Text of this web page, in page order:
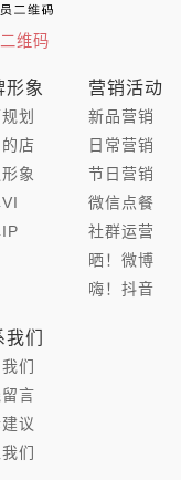
维码
形象
划
店
象
营销活动
新品营销
日常营销
节日营销
微信点餐
社群运营
晒！微博
嗨！抖音
们
们
言
议
们